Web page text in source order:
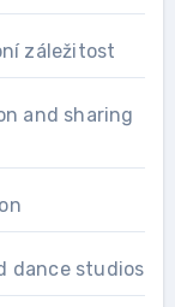
záležitost
and sharing
dance studios